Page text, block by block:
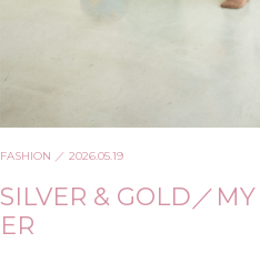
FASHION ／ 2026.05.19
SILVER & GOLD／
ER